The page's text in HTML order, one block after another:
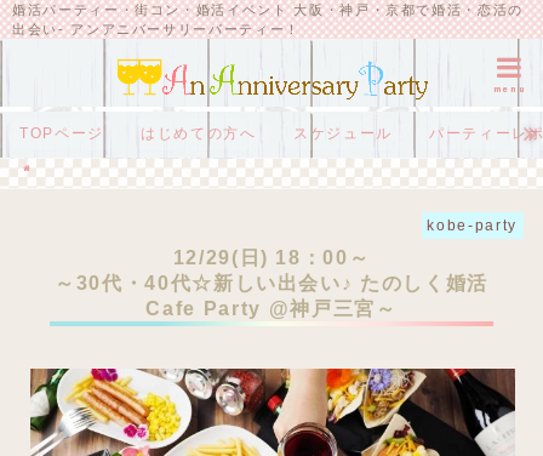
婚活パーティー・街コン・婚活イベント 大阪・神戸・京都で婚活・恋活の
出会い- アンアニバーサリーパーティー！
menu
TOPページ はじめての方へ スケジュール パーティーレ
HOME kobe-party
12/29(日) 18：00～
～30代・40代☆新しい出会い♪ たのしく婚活Cafe Party @神戸三宮～
kobe-party
12/29(日) 18：00～
～30代・40代☆新しい出会い♪ たのしく婚活
Cafe Party @神戸三宮～